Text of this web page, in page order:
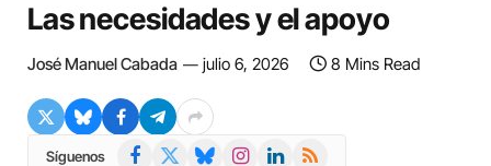
Las necesidades y el apoyo
José Manuel Cabada julio 6, 2026 8 Mins Read
Síguenos Facebook BlueskyInstagramLinkedIn
RSS